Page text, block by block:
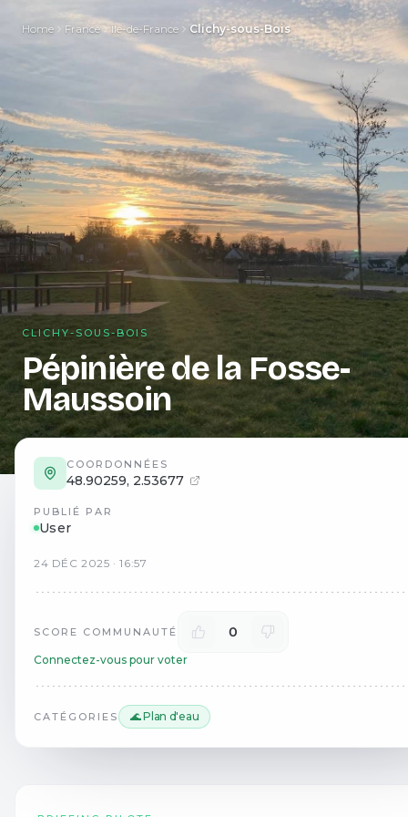
Home France Île-de-France Clichy-sous-Bois
CLICHY-SOUS-BOIS
Pépinière de la Fosse-
Maussoin
COORDONNÉES
48.90259, 2.53677
PUBLIÉ PAR
User
24 DÉC 2025 ·16:57
SCORE COMMUNAUTÉ 0
Connectez-vous pour voter
CATÉGORIES 🌊 Plan d'eau